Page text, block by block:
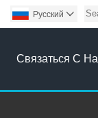
Pусский 
Связаться С